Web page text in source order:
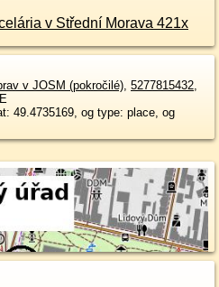
v Střední Morava 421x
v JOSM (pokročilé), 5277815432,
49.4735169, og type: place, og